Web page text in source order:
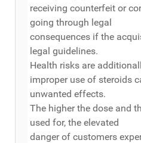
receiving counterfeit or
going through legal
consequences if the
legal guidelines.
Health risks are
improper use of steroids
unwanted effects.
The higher the dose and
used for, the elevated
danger of customers